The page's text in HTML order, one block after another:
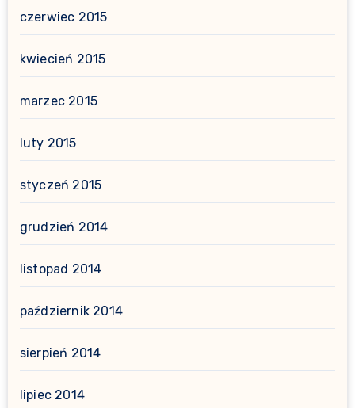
czerwiec 2015
kwiecień 2015
marzec 2015
luty 2015
styczeń 2015
grudzień 2014
listopad 2014
październik 2014
sierpień 2014
lipiec 2014